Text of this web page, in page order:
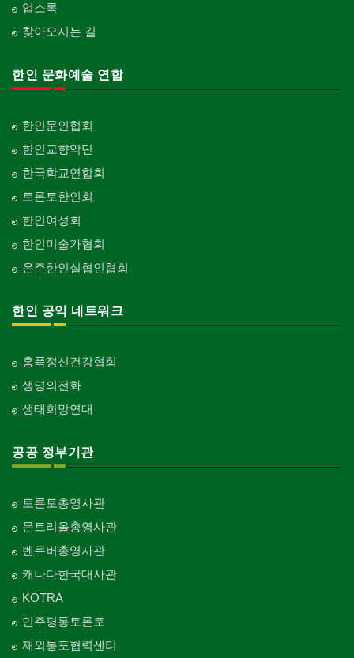
업소록
찾아오시는 길
한인 문화예술 연합
한인문인협회
한인교향악단
한국학교연합회
토론토한인회
한인여성회
한인미술가협회
온주한인실협인협회
한인 공익 네트워크
홍푹정신건강협회
생명의전화
생태희망연대
공공 정부기관
토론토총영사관
몬트리올총영사관
벤쿠버총영사관
캐나다한국대사관
KOTRA
민주평통토론토
재외통포협력센터